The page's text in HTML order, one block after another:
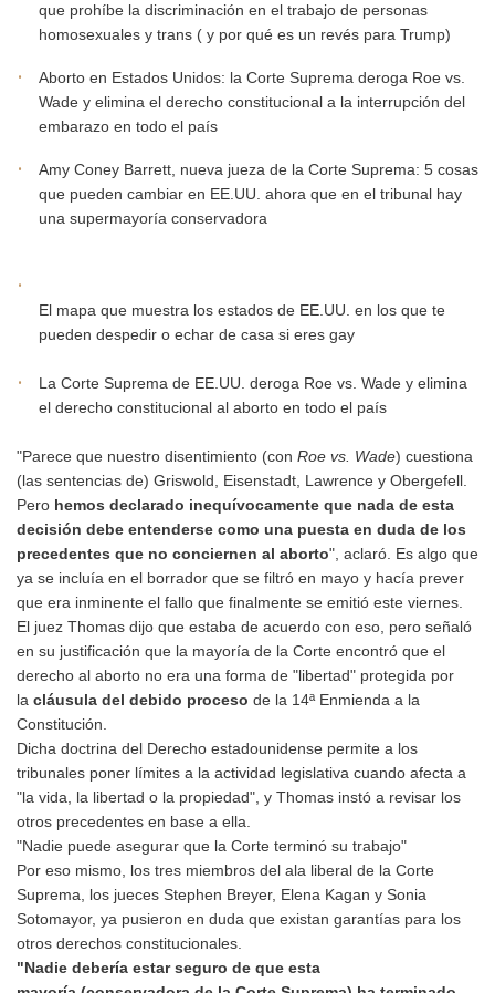
que prohíbe la discriminación en el trabajo de personas
homosexuales y trans ( y por qué es un revés para Trump)
Aborto en Estados Unidos: la Corte Suprema deroga Roe vs.
Wade y elimina el derecho constitucional a la interrupción del
embarazo en todo el país
Amy Coney Barrett, nueva jueza de la Corte Suprema: 5 cosas
que pueden cambiar en EE.UU. ahora que en el tribunal hay
una supermayoría conservadora
El mapa que muestra los estados de EE.UU. en los que te
pueden despedir o echar de casa si eres gay
La Corte Suprema de EE.UU. deroga Roe vs. Wade y elimina
el derecho constitucional al aborto en todo el país
"Parece que nuestro disentimiento (con Roe vs. Wade) cuestiona
(las sentencias de) Griswold, Eisenstadt, Lawrence y Obergefell.
Pero hemos declarado inequívocamente que nada de esta
decisión debe entenderse como una puesta en duda de los
precedentes que no conciernen al aborto", aclaró. Es algo que
ya se incluía en el borrador que se filtró en mayo y hacía prever
que era inminente el fallo que finalmente se emitió este viernes.
El juez Thomas dijo que estaba de acuerdo con eso, pero señaló
en su justificación que la mayoría de la Corte encontró que el
derecho al aborto no era una forma de "libertad" protegida por
la cláusula del debido proceso de la 14ª Enmienda a la
Constitución.
Dicha doctrina del Derecho estadounidense permite a los
tribunales poner límites a la actividad legislativa cuando afecta a
"la vida, la libertad o la propiedad", y Thomas instó a revisar los
otros precedentes en base a ella.
"Nadie puede asegurar que la Corte terminó su trabajo"
Por eso mismo, los tres miembros del ala liberal de la Corte
Suprema, los jueces Stephen Breyer, Elena Kagan y Sonia
Sotomayor, ya pusieron en duda que existan garantías para los
otros derechos constitucionales.
"Nadie debería estar seguro de que esta